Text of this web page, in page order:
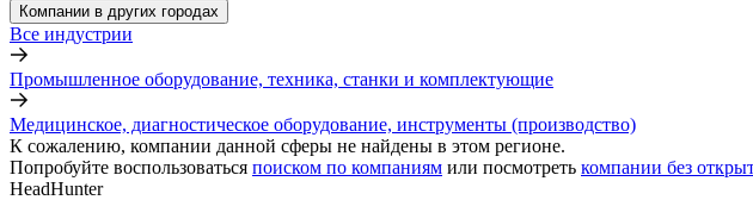
Компании в других городах
Все индустрии
Промышленное оборудование, техника, станки и комплектующие
Медицинское, диагностическое оборудование, инструменты (производство)
К сожалению, компании данной сферы не найдены в этом регионе.
Попробуйте воспользоваться поиском по компаниям или посмотреть компании без
HeadHunter